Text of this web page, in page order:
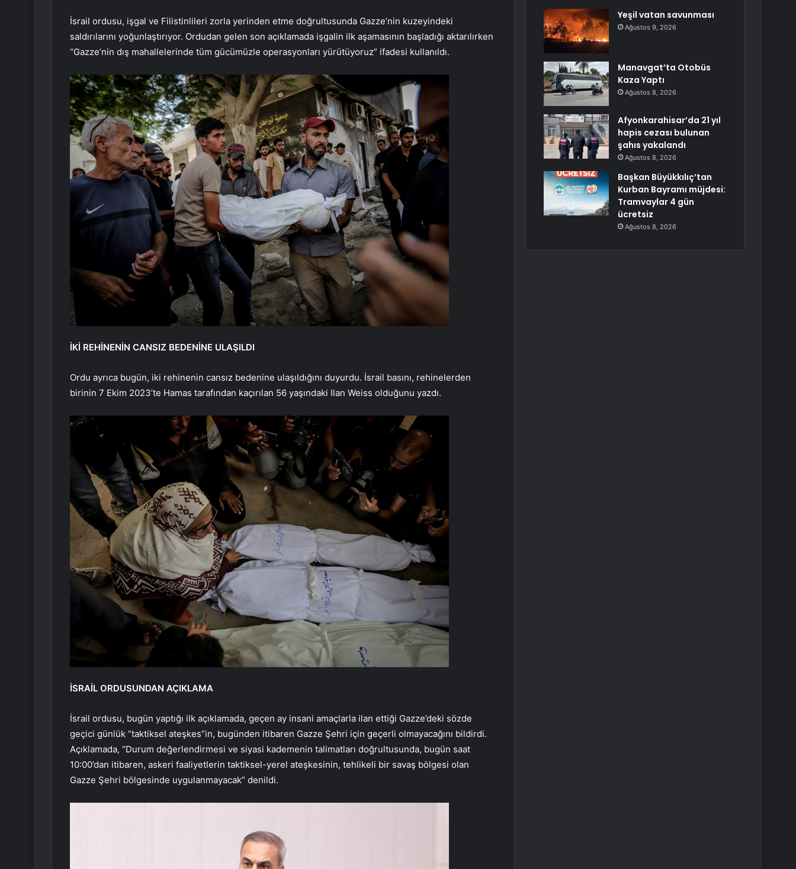
İsrail ordusu, işgal ve Filistinlileri zorla yerinden etme doğrultusunda Gazze’nin kuzeyindeki
saldırılarını yoğunlaştırıyor. Ordudan gelen son açıklamada işgalin ilk aşamasının başladığı aktarılırken
“Gazze’nin dış mahallelerinde tüm gücümüzle operasyonları yürütüyoruz” ifadesi kullanıldı.
İKİ REHİNENİN CANSIZ BEDENİNE ULAŞILDI
Ordu ayrıca bugün, iki rehinenin cansız bedenine ulaşıldığını duyurdu. İsrail basını, rehinelerden
birinin 7 Ekim 2023’te Hamas tarafından kaçırılan 56 yaşındaki Ilan Weiss olduğunu yazdı.
İSRAİL ORDUSUNDAN AÇIKLAMA
İsrail ordusu, bugün yaptığı ilk açıklamada, geçen ay insani amaçlarla ilan ettiği Gazze’deki sözde
geçici günlük “taktiksel ateşkes”in, bugünden itibaren Gazze Şehri için geçerli olmayacağını bildirdi.
Açıklamada, “Durum değerlendirmesi ve siyasi kademenin talimatları doğrultusunda, bugün saat
10:00’dan itibaren, askeri faaliyetlerin taktiksel-yerel ateşkesinin, tehlikeli bir savaş bölgesi olan
Gazze Şehri bölgesinde uygulanmayacak” denildi.
Yeşil vatan savunması
Ağustos 9, 2026
Manavgat’ta Otobüs
Kaza Yaptı
Ağustos 8, 2026
Afyonkarahisar’da 21 yıl
hapis cezası bulunan
şahıs yakalandı
Ağustos 8, 2026
Başkan Büyükkılıç’tan
Kurban Bayramı müjdesi:
Tramvaylar 4 gün
ücretsiz
Ağustos 8, 2026